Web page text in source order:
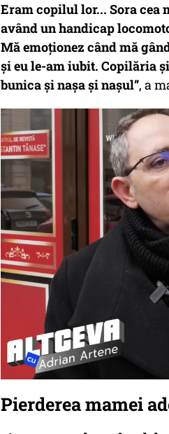
Eram copilul lor... Sora cea
având un handicap
Mă emoționez când mă
și eu le-am iubit. Copilăria
bunica și nașa și nașul”, a
Pierderea mamei